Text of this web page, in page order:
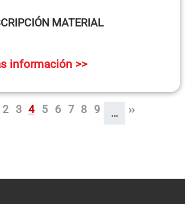
MATERIAL
información >>
anterior
Página
2 Página
3 Página
4 Página
5 Página
6 Página
7 Página
8 Página
9 … Siguiente
››